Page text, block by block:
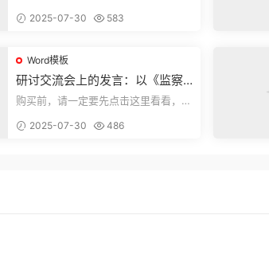
束，本文...
2025-07-30 583
Word模板
研讨交流会上的发言：以《监察
法实施条例》为纲,推动巡察工作
购买前，请一定要先点击这里看看，欢
束，本文...
2025-07-30 486